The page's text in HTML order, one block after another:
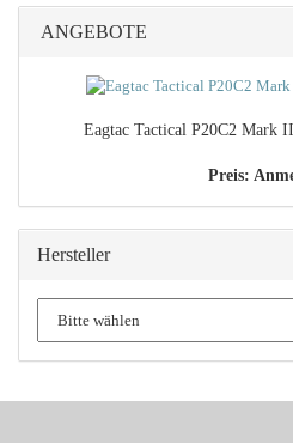
ANGEBOTE
Eagtac Tactical P20C2 Mark
Preis:
Hersteller